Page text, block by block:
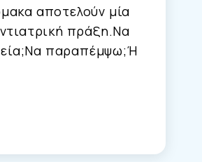
αποτελούν μία
πράξη.Να
παραπέμψω;Ή